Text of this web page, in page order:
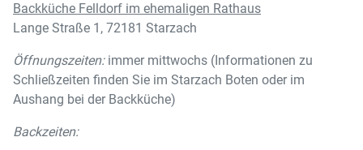
Backküche Felldorf im ehemaligen Rathaus
Lange Straße 1, 72181 Starzach
Öffnungszeiten:immer mittwochs (Informationen zu
Schließzeiten finden Sie im Starzach Boten oder im
Aushang bei der Backküche)
Backzeiten: